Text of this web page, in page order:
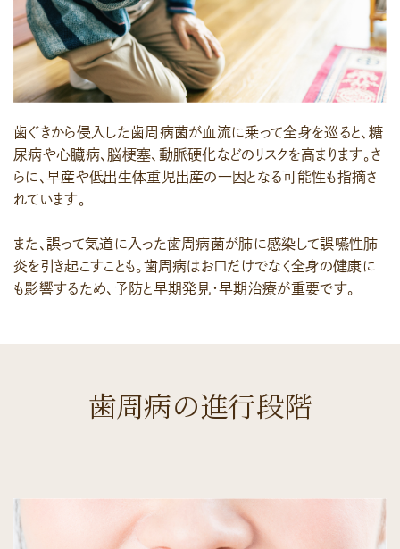
歯ぐきから侵入した歯周病菌が血流に乗って全身を巡ると、糖
尿病や心臓病、脳梗塞、動脈硬化などのリスクを高まります。さ
らに、早産や低出生体重児出産の一因となる可能性も指摘さ
れています。
また、誤って気道に入った歯周病菌が肺に感染して誤嚥性肺
炎を引き起こすことも。歯周病はお口だけでなく全身の健康に
も影響するため、予防と早期発見・早期治療が重要です。
歯周病の進行段階